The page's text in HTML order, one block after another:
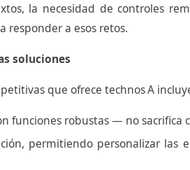
la necesidad de controles
responder a esos retos.
soluciones
que ofrece technos A
funciones robustas — no sacrifica
permitiendo personalizar las